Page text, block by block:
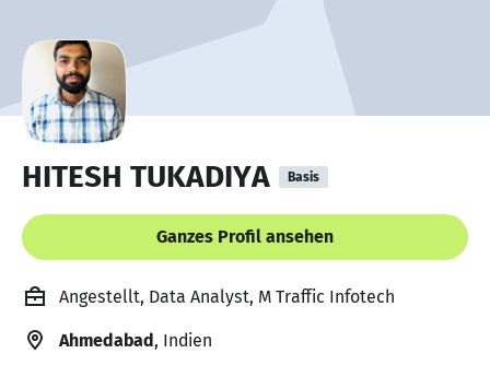
HITESH TUKADIYA Basis
Ganzes Profil ansehen
Angestellt, Data Analyst, M Traffic Infotech
Ahmedabad, Indien